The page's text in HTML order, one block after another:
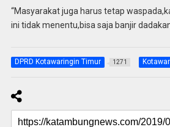
“Masyarakat juga harus tetap
ini tidak menentu,bisa saja banjir
DPRD Kotawaringin Timur 1271